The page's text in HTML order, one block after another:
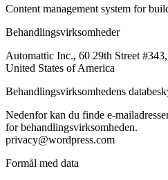
Content management system for
Behandlingsvirksomheder
Automattic Inc., 60 29th Street
United States of America
Behandlingsvirksomhedens
Nedenfor kan du finde e-
for behandlingsvirksomheden.
privacy@wordpress.com
Formål med data